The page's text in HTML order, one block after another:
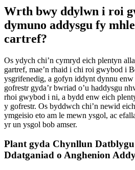
Wrth bwy ddylwn i roi
dymuno addysgu fy
cartref?
Os ydych chi’n cymryd eich plentyn
gartref, mae’n rhaid i chi roi gwybod i
ysgrifenedig, a gofyn iddynt dynnu
gofrestr gyda’r bwriad o’u haddysgu
rhoi gwybod i ni, a bydd enw eich
y gofrestr. Os byddwch chi’n newid
ymgeisio eto am le mewn ysgol, ac
yr un ysgol bob amser.
Plant gyda Chynllun
Ddatganiad o Anghenion